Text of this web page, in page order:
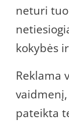
neturi
kokybės
Reklama
pateikta